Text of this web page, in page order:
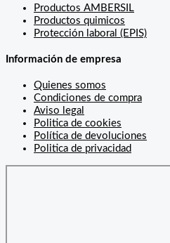
Productos AMBERSIL
Productos quimicos
Protección laboral (EPIS)
Información de empresa
Quienes somos
Condiciones de compra
Aviso legal
Politica de cookies
Política de devoluciones
Politica de privacidad